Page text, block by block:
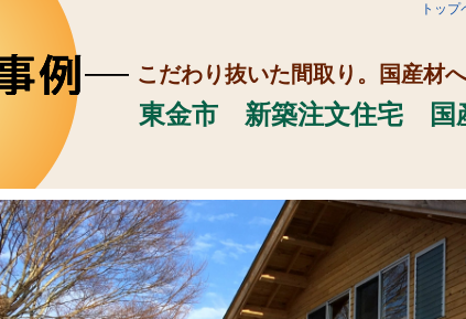
トップ
こだわり抜いた間取り。国産材
東金市 新築注文住宅 国